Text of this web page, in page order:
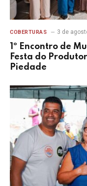
COBERTURAS 3 de
1º Encontro de
Festa do
Piedade